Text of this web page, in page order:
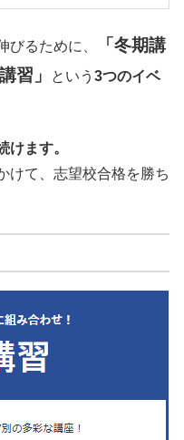
びるために、
「冬期講
習」 という 3つのイベ
けます。
けて、志望校合格を勝ち